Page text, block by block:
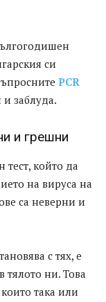
си
PCR
заблуда.
и грешни
тест, който да
на вируса на
са неверни и
с тях, е
тялото ни. Това
така или